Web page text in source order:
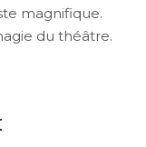
magnifique.
du théâtre.